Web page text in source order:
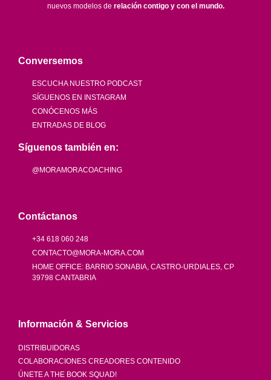
nuevos modelos de relación contigo y con el mundo.
Conversemos
ESCUCHA NUESTRO PODCAST
SÍGUENOS EN INSTAGRAM
CONÓCENOS MÁS
ENTRADAS DE BLOG
Síguenos también en:
@MORAMORACOACHING
Contáctanos
+34 618 060 248
CONTACTO@MORA-MORA.COM
HOME OFFICE: BARRIO SONABIA, CASTRO-URDIALES, CP
39798 CANTABRIA
Información & Servicios
DISTRIBUIDORAS
COLABORACIONES CREADORES CONTENIDO
ÚNETE A THE BOOK SQUAD!